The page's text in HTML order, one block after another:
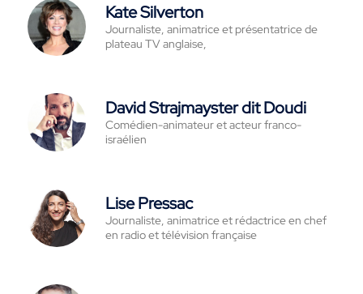
Kate Silverton
Journaliste, animatrice et présentatrice de
plateau TV anglaise,
David Strajmayster dit Doudi
Comédien-animateur et acteur franco-
israélien
Lise Pressac
Journaliste, animatrice et rédactrice en chef
en radio et télévision française